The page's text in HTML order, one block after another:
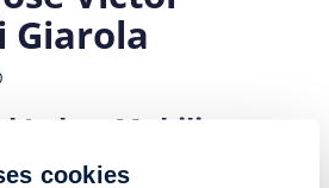
cookies
Giarola
Labor Mobility:
and Consequences”